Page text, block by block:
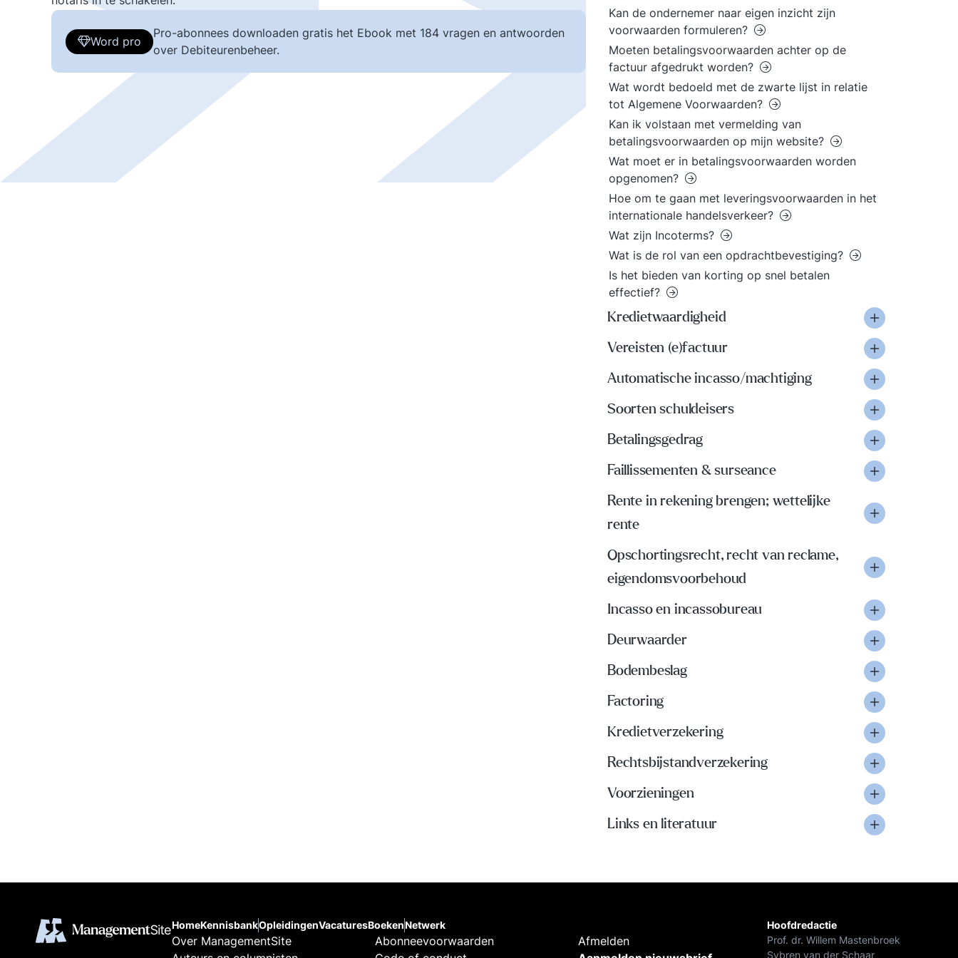
Word pro
Pro-abonnees downloaden gratis het Ebook met 184 vragen en antwoorden
over Debiteurenbeheer.
Kan de ondernemer naar eigen inzicht zijn
voorwaarden formuleren?
Moeten betalingsvoorwaarden achter op de
factuur afgedrukt worden?
Wat wordt bedoeld met de zwarte lijst in relatie
tot Algemene Voorwaarden?
Kan ik volstaan met vermelding van
betalingsvoorwaarden op mijn website?
Wat moet er in betalingsvoorwaarden worden
opgenomen?
Hoe om te gaan met leveringsvoorwaarden in het
internationale handelsverkeer?
Wat zijn Incoterms?
Wat is de rol van een opdrachtbevestiging?
Is het bieden van korting op snel betalen
effectief?
Kredietwaardigheid
Vereisten (e)factuur
Automatische incasso/machtiging
Soorten schuldeisers
Betalingsgedrag
Faillissementen & surseance
Rente in rekening brengen; wettelijke
rente
Opschortingsrecht, recht van reclame,
eigendomsvoorbehoud
Incasso en incassobureau
Deurwaarder
Bodembeslag
Factoring
Kredietverzekering
Rechtsbijstandverzekering
Voorzieningen
Links en literatuur
HomeKennisbankOpleidingenVacaturesBoekenNetwerk
Over ManagementSite
Abonneevoorwaarden
Afmelden
Hoofdredactie
Prof. dr. Willem Mastenbroek
Sybren van der Schaar